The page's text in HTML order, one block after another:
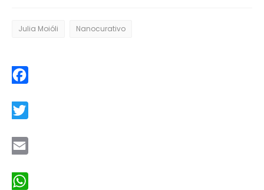
Julia Moióli Nanocurativo